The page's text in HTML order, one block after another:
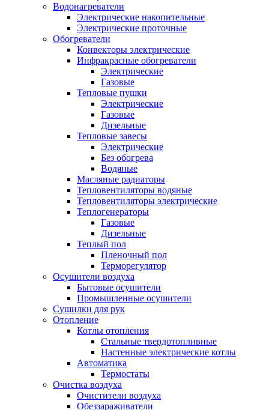
Водонагреватели
Электрические накопительные
Электрические проточные
Обогреватели
Конвекторы электрические
Инфракрасные обогреватели
Электрические
Газовые
Тепловые пушки
Электрические
Газовые
Дизельные
Тепловые завесы
Электрические
Без обогрева
Водяные
Масляные радиаторы
Тепловентиляторы водяные
Тепловентиляторы электрические
Теплогенераторы
Газовые
Дизельные
Теплый пол
Пленочный пол
Терморегулятор
Осушители воздуха
Бытовые осушители
Промышленные осушители
Сушилки для рук
Отопление
Котлы отопления
Стальные твердотопливные
Настенные электрические котлы
Автоматика
Термостаты
Очистка воздуха
Очистители воздуха
Обеззараживатели